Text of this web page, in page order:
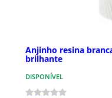
Anjinho resina
brilhante
DISPONÍVEL